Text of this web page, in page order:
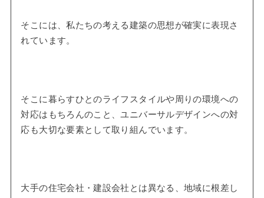
そこには、私たちの考える建築の思想が確実に表現さ
れています。
そこに暮らすひとのライフスタイルや周りの環境への
対応はもちろんのこと、ユニバーサルデザインへの対
応も大切な要素として取り組んでいます。
大手の住宅会社・建設会社とは異なる、地域に根差し